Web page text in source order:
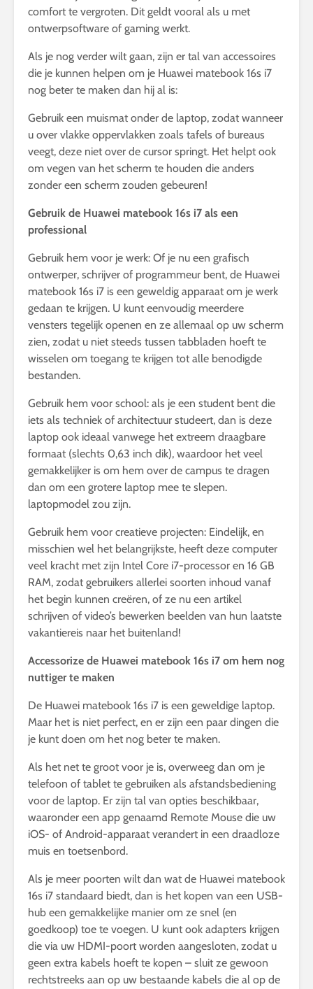
comfort te vergroten. Dit geldt vooral als u met
ontwerpsoftware of gaming werkt.
Als je nog verder wilt gaan, zijn er tal van accessoires
die je kunnen helpen om je Huawei matebook 16s i7
nog beter te maken dan hij al is:
Gebruik een muismat onder de laptop, zodat wanneer
u over vlakke oppervlakken zoals tafels of bureaus
veegt, deze niet over de cursor springt. Het helpt ook
om vegen van het scherm te houden die anders
zonder een scherm zouden gebeuren!
Gebruik de Huawei matebook 16s i7 als een
professional
Gebruik hem voor je werk: Of je nu een grafisch
ontwerper, schrijver of programmeur bent, de Huawei
matebook 16s i7 is een geweldig apparaat om je werk
gedaan te krijgen. U kunt eenvoudig meerdere
vensters tegelijk openen en ze allemaal op uw scherm
zien, zodat u niet steeds tussen tabbladen hoeft te
wisselen om toegang te krijgen tot alle benodigde
bestanden.
Gebruik hem voor school: als je een student bent die
iets als techniek of architectuur studeert, dan is deze
laptop ook ideaal vanwege het extreem draagbare
formaat (slechts 0,63 inch dik), waardoor het veel
gemakkelijker is om hem over de campus te dragen
dan om een ​​grotere laptop mee te slepen.
laptopmodel zou zijn.
Gebruik hem voor creatieve projecten: Eindelijk, en
misschien wel het belangrijkste, heeft deze computer
veel kracht met zijn Intel Core i7-processor en 16 GB
RAM, zodat gebruikers allerlei soorten inhoud vanaf
het begin kunnen creëren, of ze nu een artikel
schrijven of video’s bewerken beelden van hun laatste
vakantiereis naar het buitenland!
Accessorize de Huawei matebook 16s i7 om hem nog
nuttiger te maken
De Huawei matebook 16s i7 is een geweldige laptop.
Maar het is niet perfect, en er zijn een paar dingen die
je kunt doen om het nog beter te maken.
Als het net te groot voor je is, overweeg dan om je
telefoon of tablet te gebruiken als afstandsbediening
voor de laptop. Er zijn tal van opties beschikbaar,
waaronder een app genaamd Remote Mouse die uw
iOS- of Android-apparaat verandert in een draadloze
muis en toetsenbord.
Als je meer poorten wilt dan wat de Huawei matebook
16s i7 standaard biedt, dan is het kopen van een USB-
hub een gemakkelijke manier om ze snel (en
goedkoop) toe te voegen. U kunt ook adapters krijgen
die via uw HDMI-poort worden aangesloten, zodat u
geen extra kabels hoeft te kopen – sluit ze gewoon
rechtstreeks aan op uw bestaande kabels die al op de